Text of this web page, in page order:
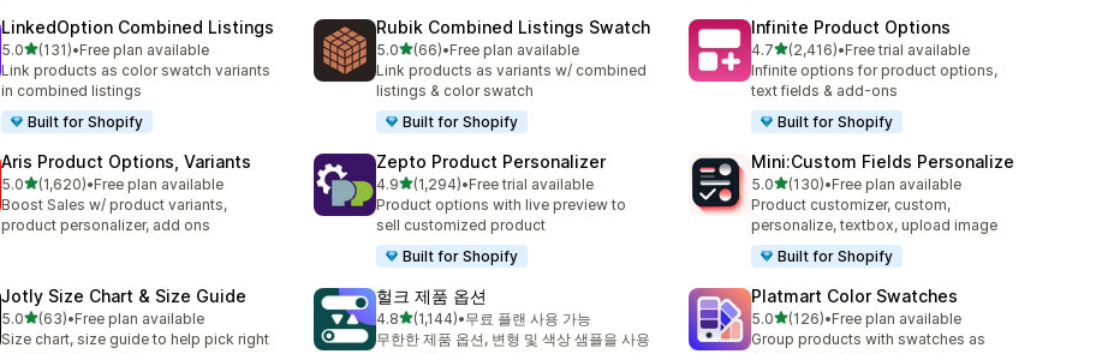
LinkedOption Combined Listings
5.0별 5개 중
(131)
총 리뷰 131개
•Free plan available
Link products as color swatch variants
in combined listings
Built for Shopify
Rubik Combined Listings Swatch
5.0별 5개 중
(66)
총 리뷰 66개
•Free plan available
Link products as variants w/ combined
listings & color swatch
Built for Shopify
Infinite Product Options
4.7별 5개 중
(2,416)
총 리뷰 2416개
•Free trial available
Infinite options for product options,
text fields & add-ons
Built for Shopify
Aris Product Options, Variants
5.0별 5개 중
(1,620)
총 리뷰 1620개
•Free plan available
Boost Sales w/ product variants,
product personalizer, add ons
Zepto Product Personalizer
4.9별 5개 중
(1,294)
총 리뷰 1294개
•Free trial available
Product options with live preview to
sell customized product
Built for Shopify
Mini:Custom Fields Personalize
5.0별 5개 중
(130)
총 리뷰 130개
•Free plan available
Product customizer, custom,
personalize, textbox, upload image
Built for Shopify
Jotly Size Chart & Size Guide
5.0별 5개 중
(63)
총 리뷰 63개
•Free plan available
Size chart, size guide to help pick right
헐크 제품 옵션
4.8별 5개 중
(1,144)
총 리뷰 1144개
•무료 플랜 사용 가능
무한한 제품 옵션, 변형 및 색상 샘플을 사용
Platmart Color Swatches
5.0별 5개 중
(126)
총 리뷰 126개
•Free plan available
Group products with swatches as